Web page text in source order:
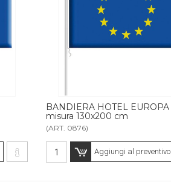
BANDIERA HOTEL EUROPA
misura 130x200 cm
(ART. 0876)
Aggiungi al preventivo